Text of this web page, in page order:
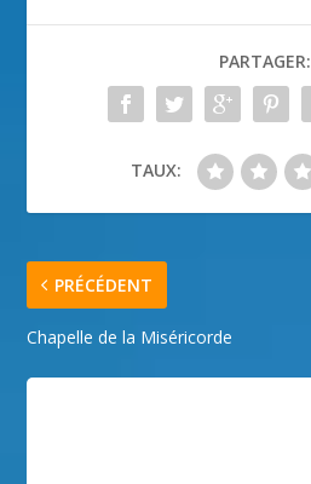
PARTAGER:
TAUX:
PRÉCÉDENT
Chapelle de la Miséricorde